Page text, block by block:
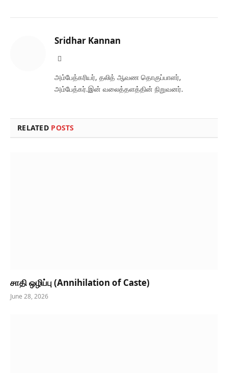
Sridhar Kannan
அம்பேத்கரியர், தலித் ஆவண தொகுப்பாளர்,
அம்பேத்கர்.இன் வலைத்தளத்தின் நிறுவனர்.
RELATED POSTS
சாதி ஒழிப்பு (Annihilation of Caste)
June 28, 2026